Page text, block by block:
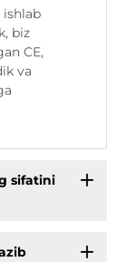
ishlab
biz
CE,
va
sifatini